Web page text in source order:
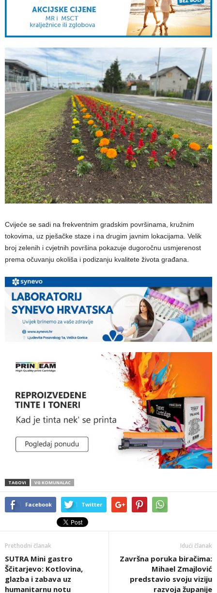
Cvijeće se sadi na frekventnim gradskim površinama, kružnim
tokovima, uz pješačke staze i na drugim javnim lokacijama. Velik
broj zelenih i cvjetnih površina pokazuje dugoročnu usmjerenost
prema očuvanju okoliša i podizanju kvalitete života građana.
TAGOVI VG KOMUNALAC
Facebook Twitter
Prethodni članak
SUTRA Mini gastro
Ščitarjevo: Kotlovina,
glazba i zabava uz
humanitarnu notu
Idući članak
Završna poruka biračima:
Mihael Zmajlović
predstavio svoju viziju
razvoja županije